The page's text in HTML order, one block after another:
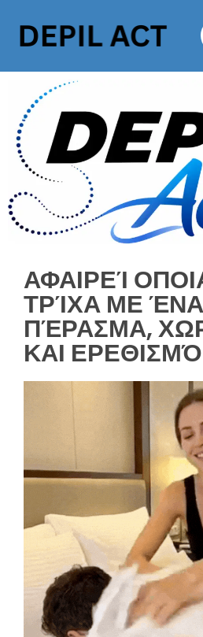
ΑΦΑΙΡΕΊ
ΤΡΊΧΑ ΜΕ
ΠΈΡΑΣΜΑ,
ΚΑΙ ΕΡΕΘΙΣΜΌ